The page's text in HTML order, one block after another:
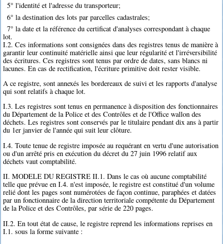
5° l'identité et l'adresse du transporteur;
6° la destination des lots par parcelles cadastrales;
7° la date et la référence du certificat d'analyses correspondant à chaque
lot.
I.2. Ces informations sont consignées dans des registres tenus de manière à
garantir leur continuité matérielle ainsi que leur régularité et l'irréversibilité
des écritures. Ces registres sont tenus par ordre de dates, sans blancs ni
lacunes. En cas de rectification, l'écriture primitive doit rester visible.
A ce registre, sont annexés les bordereaux de suivi et les rapports d'analyse
qui sont relatifs à chaque lot.
I.3. Les registres sont tenus en permanence à disposition des fonctionnaires
du Département de la Police et des Contrôles et de l'Office wallon des
déchets. Les registres sont conservés par le titulaire pendant dix ans à partir
du 1er janvier de l'année qui suit leur clôture.
I.4. Toute tenue de registre imposée au requérant en vertu d'une autorisation
ou d'un arrêté pris en exécution du décret du 27 juin 1996 relatif aux
déchets vaut comptabilité.
II. MODELE DU REGISTRE II.1. Dans le cas où aucune comptabilité
telle que prévue en I.4. n'est imposée, le registre est constitué d'un volume
relié dont les pages sont numérotées de façon continue, paraphées et datées
par un fonctionnaire de la direction territoriale compétente du Département
de la Police et des Contrôles, par série de 220 pages.
II.2. En tout état de cause, le registre reprend les informations reprises en
I.1. sous la forme suivante :